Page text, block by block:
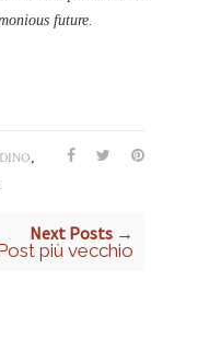
future.
,
Next Posts →
più vecchio